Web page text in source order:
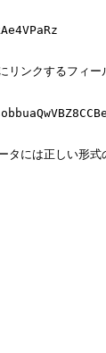
ンクするフィ
には正しい形